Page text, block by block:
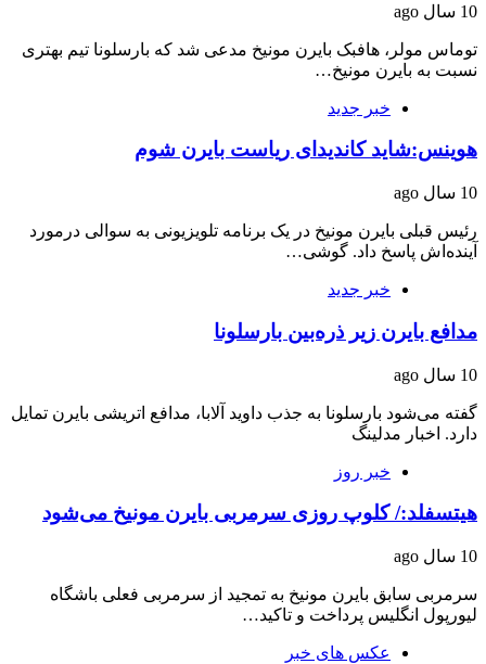
10 سال ago
توماس مولر، هافبک بایرن مونیخ مدعی شد که بارسلونا تیم بهتری
نسبت به بایرن مونیخ…
خبر جدید
هوینس:شاید کاندیدای ریاست بایرن شوم
10 سال ago
رئیس قبلی بایرن مونیخ در یک برنامه تلویزیونی به سوالی درمورد
آینده‌اش پاسخ داد. گوشی…
خبر جدید
مدافع بایرن زیر ذره‌بین بارسلونا
10 سال ago
گفته می‌شود بارسلونا به جذب داوید آلابا، مدافع اتریشی بایرن تمایل
دارد. اخبار مدلینگ
خبر روز
هیتسفلد:/ کلوپ روزی سرمربی بایرن مونیخ می‌شود
10 سال ago
سرمربی سابق بایرن مونیخ به تمجید از سرمربی فعلی باشگاه
لیورپول انگلیس پرداخت و تاکید…
عکس های خبر